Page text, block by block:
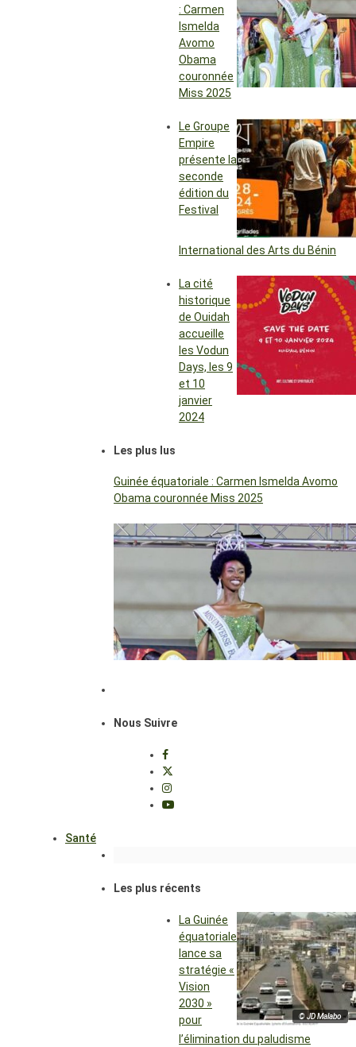
: Carmen
Ismelda
Avomo
Obama
couronnée
Miss 2025
Le Groupe
Empire
présente la
seconde
édition du
Festival
International des Arts du Bénin
La cité
historique
de Ouidah
accueille
les Vodun
Days, les 9
et 10
janvier
2024
Les plus lus
Guinée équatoriale : Carmen Ismelda Avomo
Obama couronnée Miss 2025
Nous Suivre
Santé
Les plus récents
© JD Malabo
La Guinée
équatoriale
lance sa
stratégie «
Vision
2030 »
pour
l’élimination du paludisme